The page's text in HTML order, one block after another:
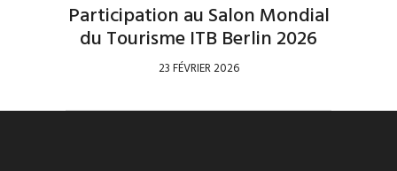
Participation au Salon Mondial
du Tourisme ITB Berlin 2026
23 FÉVRIER 2026